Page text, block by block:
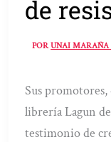
de
PORUNAI MARAÑA
Sus
librería Lagun
testimonio de